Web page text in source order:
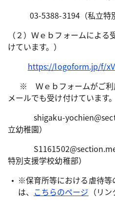
03-5388-3194（私立特別
（２）Ｗｅｂフォームによ
けています。）
https://logoform.jp/f/
※ Ｗｅｂフォームがご利
メールでも受け付けています。
shigaku-
立幼稚園）
特別支援学校幼稚部）
※保育所等における虐待等
は、 こちらのページ （リ